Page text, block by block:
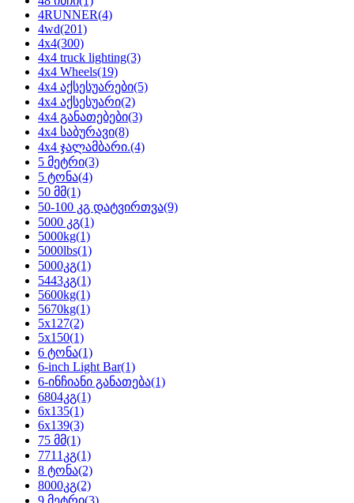
4RUNNER(4)
4wd(201)
4x4(300)
4x4 truck lighting(3)
4x4 Wheels(19)
4x4 აქსესუარები(5)
4x4 აქსესუარი(2)
4x4 განათებები(3)
4x4 საბურავი(8)
4x4 ჯალამბარი.(4)
5 მეტრი(3)
5 ტონა(4)
50 მმ(1)
50-100 კგ დატვირთვა(9)
5000 კგ(1)
5000kg(1)
5000lbs(1)
5000კგ(1)
5443კგ(1)
5600kg(1)
5670kg(1)
5x127(2)
5x150(1)
6 ტონა(1)
6-inch Light Bar(1)
6-ინჩიანი განათება(1)
6804კგ(1)
6x135(1)
6x139(3)
75 მმ(1)
7711კგ(1)
8 ტონა(2)
8000კგ(2)
9 მეტრი(3)